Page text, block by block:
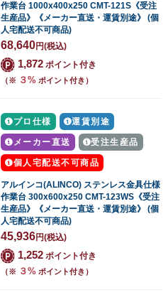
作業台 1000x400x250 CMT-121S《受注
生産品》《メーカー直送・運賃別途》 (個
人宅配送不可商品)
68,640円(税込)
1,872 ポイント付き
（※ ３% ポイント付き）
プロ仕様 運賃別途
メーカー直送 受注生産品
個人宅配送不可商品
アルインコ(ALINCO) ステンレス金具仕様
作業台 300x600x250 CMT-123WS《受注
生産品》《メーカー直送・運賃別途》 (個
人宅配送不可商品)
45,936円(税込)
1,252 ポイント付き
（※ ３% ポイント付き）